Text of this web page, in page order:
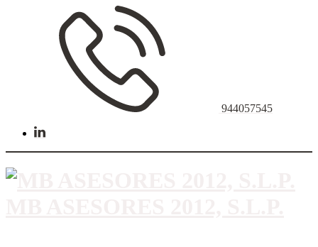
944057545